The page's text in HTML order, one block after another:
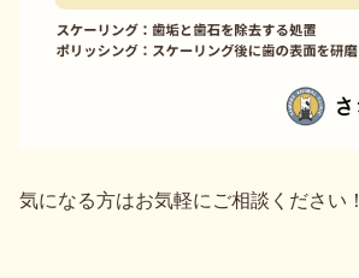
気になる方はお気軽にご相談ください！